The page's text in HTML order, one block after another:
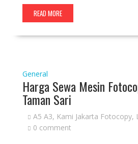
READ MORE
General
Harga Sewa Mesin
Taman Sari
A5 A3, Kami Jakarta Fotocopy,
0 comment